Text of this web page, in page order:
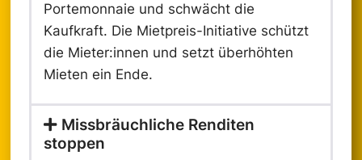
Portemonnaie und schwächt die
Kaufkraft. Die Mietpreis-Initiative schützt
die Mieter:innen und setzt überhöhten
Mieten ein Ende.
Missbräuchliche Renditen
stoppen